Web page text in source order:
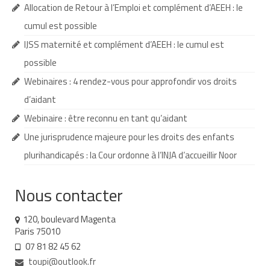
Demande d’orientation
Demande d’AVS
Autres aides financières
Aides municipales
Aides destinées aux fonctionnaires
Aides pour les salariés du privé
Aide exceptionnelle sécurité sociale
Aide aux démarches relatives à la
scolarisation
Education nationale : ASH
Scolarisation : conseils pour obtenir une
décision favorable
Allocation de Retour à l’Emploi et complément d’AEEH : le
cumul est possible
IJSS maternité et complément d’AEEH : le cumul est
possible
Webinaires : 4 rendez-vous pour approfondir vos droits
d’aidant
Webinaire : être reconnu en tant qu’aidant
Une jurisprudence majeure pour les droits des enfants
plurihandicapés : la Cour ordonne à l’INJA d’accueillir Noor
Nous contacter
120, boulevard Magenta
Paris 75010
07 81 82 45 62
toupi@outlook.fr